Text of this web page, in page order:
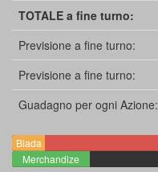
TOTALE a fine turno:
Previsione a fine turno:
Previsione a fine turno:
Guadagno per ogni Azione:
Biada
400$ 0$
Merchandize